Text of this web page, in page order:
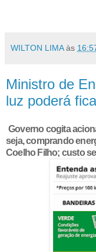
WILTON LIMA às
Ministro de
luz poderá
Governo cogita
seja, comprando
Coelho Filho; custo